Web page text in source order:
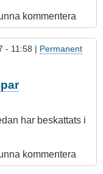
kommentera
- 11:58 | Permanent
har beskattats i
kommentera